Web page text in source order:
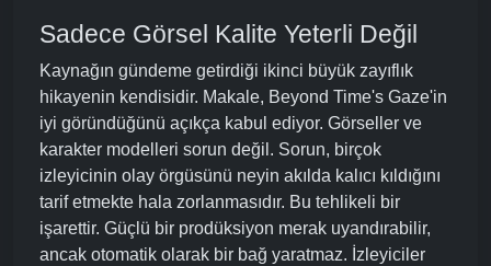
Sadece Görsel Kalite Yeterli Değil
Kaynağın gündeme getirdiği ikinci büyük zayıflık
hikayenin kendisidir. Makale, Beyond Time's Gaze'in
iyi göründüğünü açıkça kabul ediyor. Görseller ve
karakter modelleri sorun değil. Sorun, birçok
izleyicinin olay örgüsünü neyin akılda kalıcı kıldığını
tarif etmekte hala zorlanmasıdır. Bu tehlikeli bir
işarettir. Güçlü bir prodüksiyon merak uyandırabilir,
ancak otomatik olarak bir bağ yaratmaz. İzleyiciler